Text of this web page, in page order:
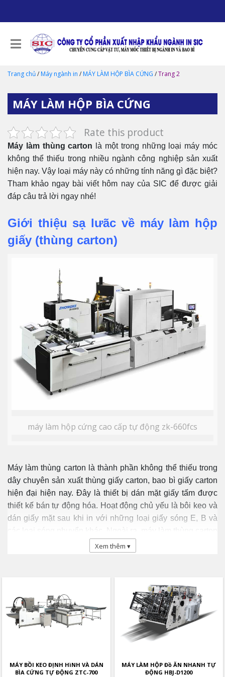
Trang chủ/ Máy ngành in / MÁY LÀM HỘP BÌA CỨNG /Trang 2
MÁY LÀM HỘP BÌA CỨNG
Rate this product
Máy làm thùng carton là một trong những loại máy móc
không thể thiếu trong nhiều ngành công nghiệp sản xuất
hiện nay. Vậy loại máy này có những tính năng gì đặc biệt?
Tham khảo ngay bài viết hôm nay của SIC để được giải
đáp câu trả lời ngay nhé!
Giới thiệu sạ lưãc về máy làm hộp
giấy (thùng carton)
máy làm hộp cứng cao cấp tự động zk-660fcs
Máy làm thùng carton là thành phần không thể thiếu trong
dây chuyên sản xuất thùng giấy carton, bao bì giấy carton
hiện đại hiện nay. Đây là thiết bị dán mặt giấy tấm được
thiết kế bán tự động hóa. Hoạt động chủ yếu là bôi keo và
dán giấy mặt sau khi in với những loại giấy sóng E, B và
các loại sóng nhuyển khác. Ngoài ra, máy làm thùng carton
còn được sử dụng cho những lớp giấy hai mặt.
Đặc điểm của máy làm hộp cứng như sau:
Máy được thiết kế tinh tế, khéo léo với nhiều tính
Máy giúp quá trình sản xuất thùng carton trở nên dễ
Xem thêm ▾
MÁY BỒI KEO ĐỊNH HìNH VÀ DÁN
BÌA CỨNG TỰ ĐỘNG ZTC-700
MÁY LÀM HỘP Đồ ĂN NHANH TỰ
ĐỘNG HBJ-D1200